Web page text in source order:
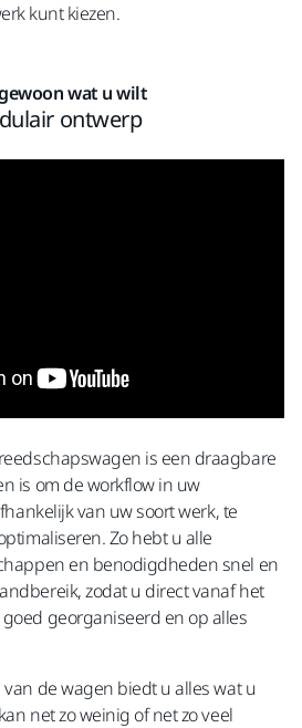
kunt kiezen.
wat u wilt
ontwerp
is een draagbare
is om de workflow in uw
van uw soort werk, te
Zo hebt u alle
en benodigdheden snel en
zodat u direct vanaf het
georganiseerd en op alles
de wagen biedt u alles wat u
net zo weinig of net zo veel